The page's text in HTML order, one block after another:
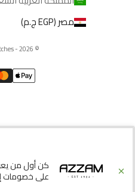
مصر (EGP ج.م)
© 2026 - Azzam Watches
كن أول من
على خصومات